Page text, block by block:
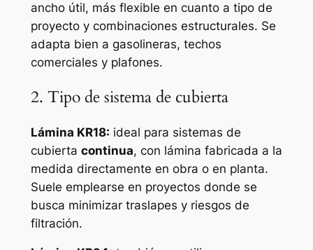
ancho útil, más flexible en cuanto a tipo de
proyecto y combinaciones estructurales. Se
adapta bien a gasolineras, techos
comerciales y plafones.
2. Tipo de sistema de cubierta
Lámina KR18: ideal para sistemas de
cubierta continua, con lámina fabricada a la
medida directamente en obra o en planta.
Suele emplearse en proyectos donde se
busca minimizar traslapes y riesgos de
filtración.